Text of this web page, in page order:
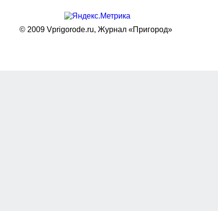
© 2009 Vprigorode.ru, Журнал «Пригород»